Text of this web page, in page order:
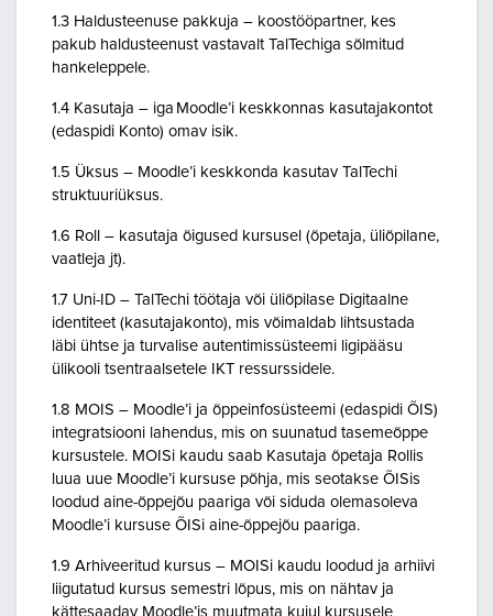
1.3 Haldusteenuse pakkuja – koostööpartner, kes
pakub haldusteenust vastavalt TalTechiga sõlmitud
hankeleppele.
1.4 Kasutaja – iga Moodle’i keskkonnas kasutajakontot
(edaspidi Konto) omav isik.
1.5 Üksus – Moodle’i keskkonda kasutav TalTechi
struktuuriüksus.
1.6 Roll – kasutaja õigused kursusel (õpetaja, üliõpilane,
vaatleja jt).
1.7 Uni-ID – TalTechi töötaja või üliõpilase Digitaalne
identiteet (kasutajakonto), mis võimaldab lihtsustada
läbi ühtse ja turvalise autentimissüsteemi ligipääsu
ülikooli tsentraalsetele IKT ressurssidele.
1.8 MOIS – Moodle’i ja õppeinfosüsteemi (edaspidi ÕIS)
integratsiooni lahendus, mis on suunatud tasemeõppe
kursustele. MOISi kaudu saab Kasutaja õpetaja Rollis
luua uue Moodle’i kursuse põhja, mis seotakse ÕISis
loodud aine-õppejõu paariga või siduda olemasoleva
Moodle’i kursuse ÕISi aine-õppejõu paariga.
1.9 Arhiveeritud kursus – MOISi kaudu loodud ja arhiivi
liigutatud kursus semestri lõpus, mis on nähtav ja
kättesaadav Moodle’is muutmata kujul kursusele